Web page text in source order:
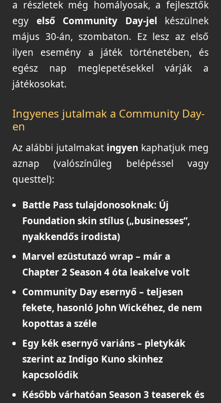
a részletek még homályosak, a fejlesztők
egy első Community Day-jel készülnek
május 30-án, szombaton. Ez lesz az első
ilyen esemény a játék történetében, és
egész nap meglepetésekkel várják a
játékosokat.
Ingyenes jutalmak a Community Day-
en
Az alábbi jutalmakat ingyen kaphatjuk meg
aznap (valószínűleg belépéssel vagy
questtel):
Battle Pass tulajdonosoknak: Új
Foundation skin stílus („businesses”,
nyakkendős irodista)
Marvel ezüstutazó wrap– már a
Chapter 2 Season 4 óta leakelve volt
Community Day esernyő– teljesen
fekete, hasonló John Wickéhez, de nem
kopottas a széle
Egy kék esernyő variáns– pletykák
szerint az Indigo Kuno skinhez
kapcsolódik
Később várhatóan Season 3 teaserekés